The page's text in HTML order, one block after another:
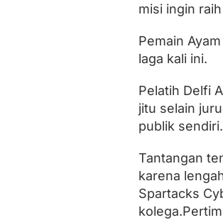
misi ingin
Pemain
laga kali ini.
Pelatih Delfi
jitu selain
publik sendiri.
Tantangan
karena
Spartacks